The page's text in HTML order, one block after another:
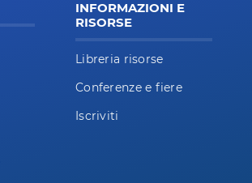
INFORMAZIONI E
RISORSE
Libreria risorse
Conferenze e fiere
Iscriviti